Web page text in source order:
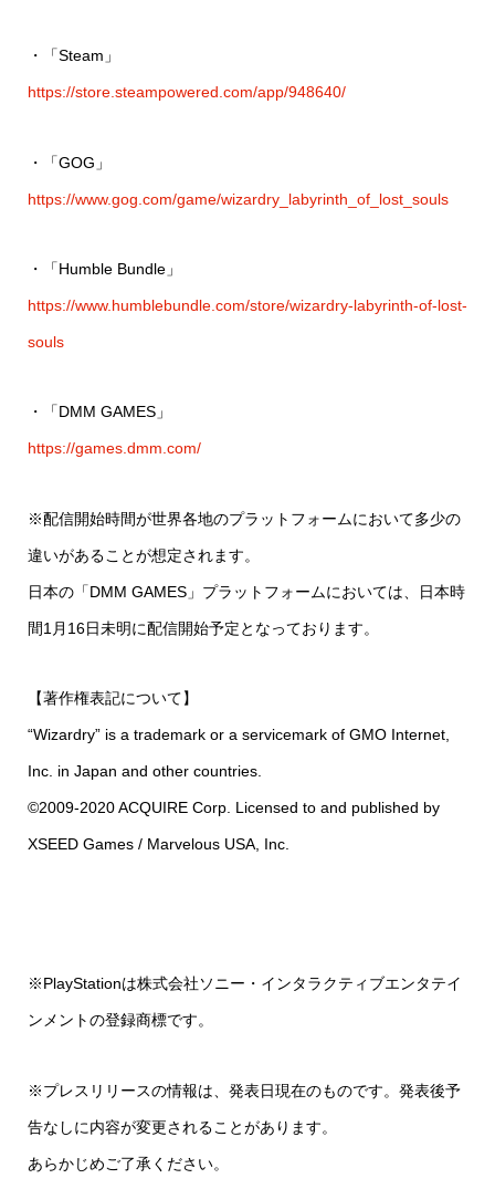
・「Steam」
https://store.steampowered.com/app/948640/
・「GOG」
https://www.gog.com/game/wizardry_labyrinth_of_lost_souls
・「Humble Bundle」
https://www.humblebundle.com/store/wizardry-labyrinth-of-lost-
souls
・「DMM GAMES」
https://games.dmm.com/
※配信開始時間が世界各地のプラットフォームにおいて多少の
違いがあることが想定されます。
日本の「DMM GAMES」プラットフォームにおいては、日本時
間1月16日未明に配信開始予定となっております。
【著作権表記について】
“Wizardry” is a trademark or a servicemark of GMO Internet,
Inc. in Japan and other countries.
©2009-2020 ACQUIRE Corp. Licensed to and published by
XSEED Games / Marvelous USA, Inc.
※PlayStationは株式会社ソニー・インタラクティブエンタテイ
ンメントの登録商標です。
※プレスリリースの情報は、発表日現在のものです。発表後予
告なしに内容が変更されることがあります。
あらかじめご了承ください。